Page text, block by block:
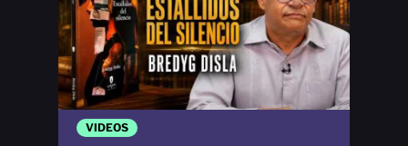
VIDEOS